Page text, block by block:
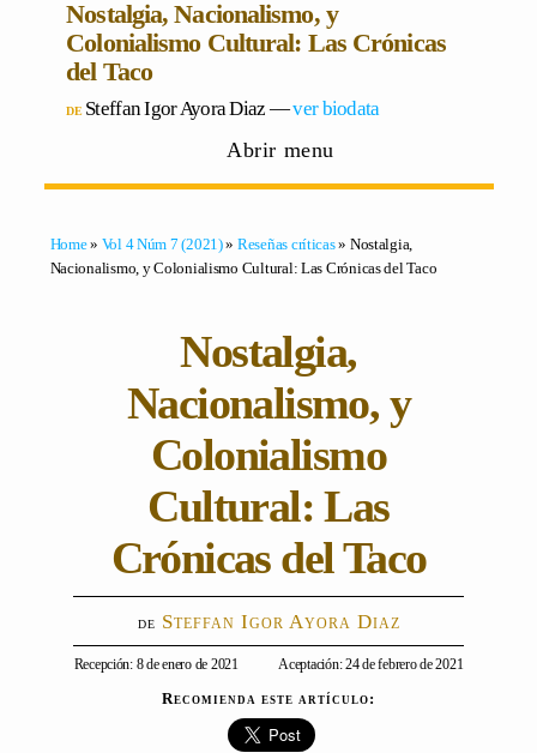
Nostalgia, Nacionalismo, y
Colonialismo Cultural: Las Crónicas
del Taco
Steffan Igor Ayora Diaz ―ver biodata
Abrir menu
Home» Vol 4 Núm 7 (2021)» Reseñas críticas» Nostalgia,
Nacionalismo, y Colonialismo Cultural: Las Crónicas del Taco
Nostalgia,
Nacionalismo, y
Colonialismo
Cultural: Las
Crónicas del Taco
Steffan Igor Ayora Diaz
Recepción: 8 de enero de 2021 Aceptación: 24 de febrero de 2021
Recomienda este artículo: